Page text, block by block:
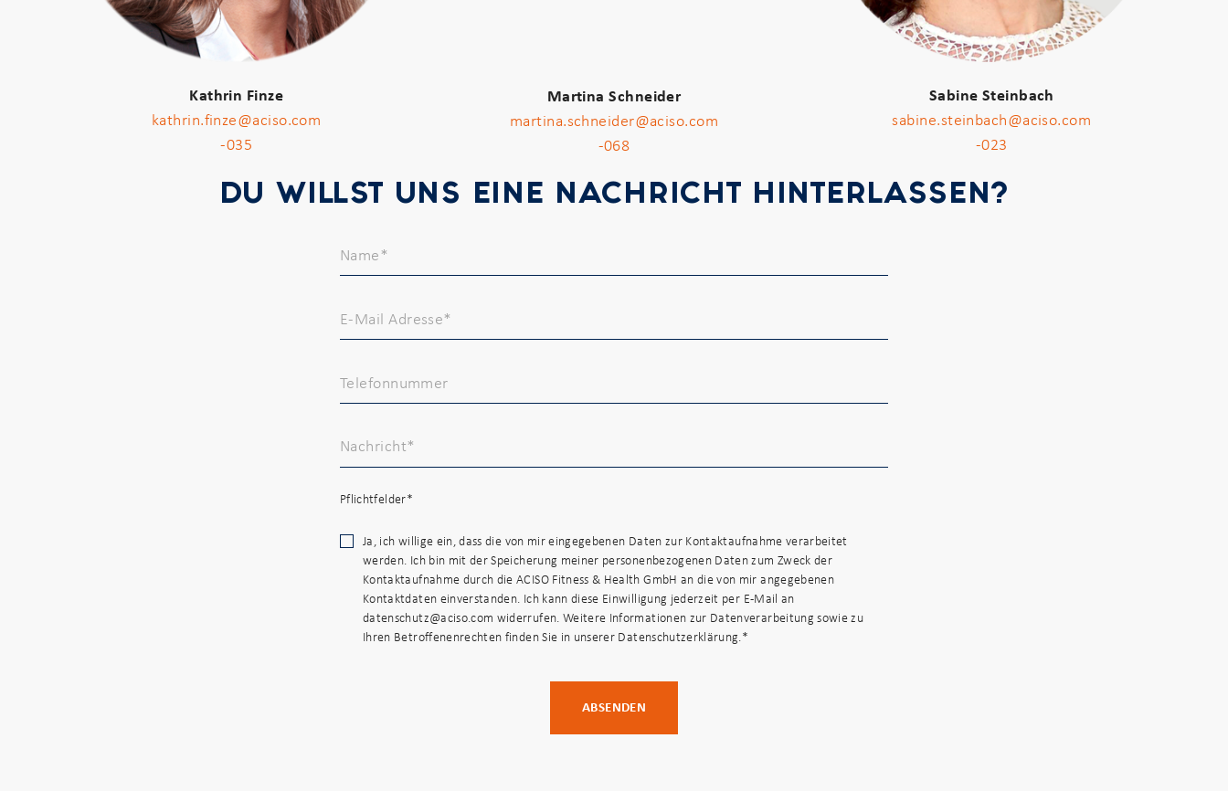
Kathrin Finze
kathrin.finze@aciso.com
-035
Martina Schneider
martina.schneider@aciso.com
-068
Sabine Steinbach
sabine.steinbach@aciso.com
-023
DU WILLST UNS EINE NACHRICHT HINTERLASSEN?
Pflichtfelder*
Ja, ich willige ein, dass die von mir eingegebenen Daten zur Kontaktaufnahme verarbeitet
werden. Ich bin mit der Speicherung meiner personenbezogenen Daten zum Zweck der
Kontaktaufnahme durch die ACISO Fitness & Health GmbH an die von mir angegebenen
Kontaktdaten einverstanden. Ich kann diese Einwilligung jederzeit per E-Mail an
datenschutz@aciso.com widerrufen. Weitere Informationen zur Datenverarbeitung sowie zu
Ihren Betroffenenrechten finden Sie in unserer Datenschutzerklärung.*